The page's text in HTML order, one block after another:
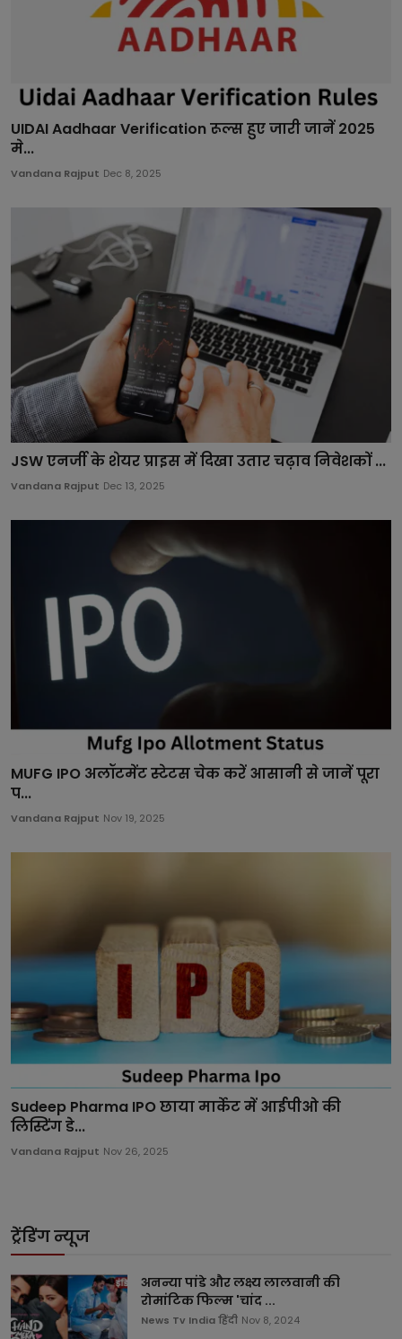
UIDAI Aadhaar Verification रूल्स हुए जारी जानें 2025
मे...
Vandana Rajput Dec 8, 2025
JSW एनर्जी के शेयर प्राइस में दिखा उतार चढ़ाव निवेशकों ...
Vandana Rajput Dec 13, 2025
MUFG IPO अलॉटमेंट स्टेटस चेक करें आसानी से जानें पूरा
प...
Vandana Rajput Nov 19, 2025
Sudeep Pharma IPO छाया मार्केट में आईपीओ की
लिस्टिंग डे...
Vandana Rajput Nov 26, 2025
ट्रेंडिंग न्यूज
अनन्या पांडे और लक्ष्य लालवानी की
रोमांटिक फिल्म 'चांद ...
News Tv India हिंदी Nov 8, 2024